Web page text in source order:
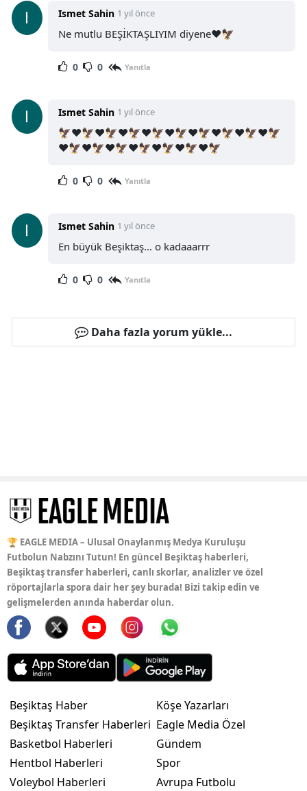
Ismet Sahin 1 yıl önce
Ne mutlu BEŞİKTAŞLIYIM diyene❤️🦅
0 0 Yanıtla
Ismet Sahin 1 yıl önce
🦅❤️🦅❤️🦅❤️🦅❤️🦅❤️🦅❤️🦅❤️🦅❤️🦅❤️🦅
❤️🦅❤️🦅❤️🦅❤️🦅❤️🦅❤️🦅❤️🦅
0 0 Yanıtla
Ismet Sahin 1 yıl önce
En büyük Beşiktaş… o kadaaarrr
0 0 Yanıtla
Daha fazla yorum yükle...
🏆 EAGLE MEDIA – Ulusal Onaylanmış Medya Kuruluşu
Futbolun Nabzını Tutun! En güncel Beşiktaş haberleri,
Beşiktaş transfer haberleri, canlı skorlar, analizler ve özel
röportajlarla spora dair her şey burada! Bizi takip edin ve
gelişmelerden anında haberdar olun.
Beşiktaş Haber
Beşiktaş Transfer Haberleri
Basketbol Haberleri
Hentbol Haberleri
Voleybol Haberleri
Köşe Yazarları
Eagle Media Özel
Gündem
Spor
Avrupa Futbolu